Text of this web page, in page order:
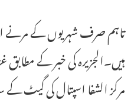
تاہم صرف شہریوں کے مرنے
ہیں۔الجزیرہ کی خبر کے
مرکز الشفا اسپتال کی گیٹ